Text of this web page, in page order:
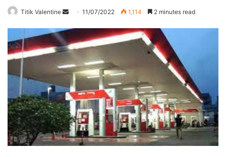
Titik Valentine
Send11/07/2022 1,114 2 minutes read